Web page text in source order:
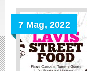
7 Mag, 2022